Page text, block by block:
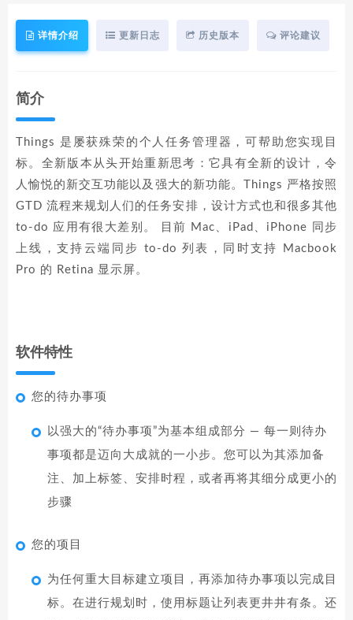
详情介绍 更新日志 历史版本 评论建议
简介
Things 是屡获殊荣的个人任务管理器，可帮助您实现目
标。全新版本从头开始重新思考：它具有全新的设计，令
人愉悦的新交互功能以及强大的新功能。Things 严格按照
GTD 流程来规划人们的任务安排，设计方式也和很多其他
to-do 应用有很大差别。 目前 Mac、iPad、iPhone 同步
上线，支持云端同步 to-do 列表，同时支持 Macbook
Pro 的 Retina 显示屏。
软件特性
您的待办事项
以强大的“待办事项”为基本组成部分 — 每一则待办
事项都是迈向大成就的一小步。您可以为其添加备
注、加上标签、安排时程，或者再将其细分成更小的
步骤
您的项目
为任何重大目标建立项目，再添加待办事项以完成目
标。在进行规划时，使用标题让列表更井井有条。还